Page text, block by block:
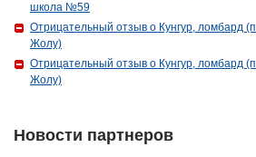
школа №59
Отрицательный отзыв о Кунгур, ломбард
Жолу)
Отрицательный отзыв о Кунгур, ломбард
Жолу)
Новости партнеров